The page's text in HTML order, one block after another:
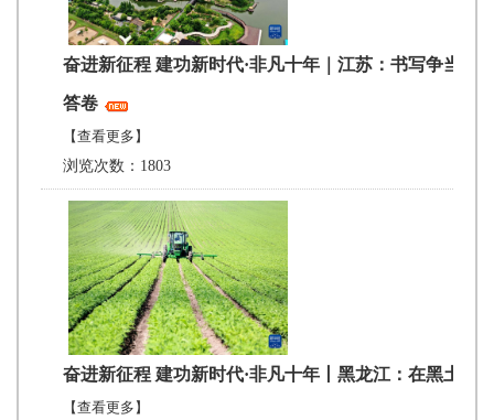
奋进新征程 建功新时代·非凡十年｜江苏：书写争当表
答卷
【查看更多】
浏览次数：1803
奋进新征程 建功新时代·非凡十年丨黑龙江：在黑土地
【查看更多】